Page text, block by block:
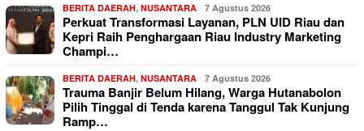
BERITA DAERAH, NUSANTARA 7 Agustus 2026
Perkuat Transformasi Layanan, PLN UID Riau dan
Kepri Raih Penghargaan Riau Industry Marketing
Champi…
BERITA DAERAH, NUSANTARA 7 Agustus 2026
Trauma Banjir Belum Hilang, Warga Hutanabolon
Pilih Tinggal di Tenda karena Tanggul Tak Kunjung
Ramp…